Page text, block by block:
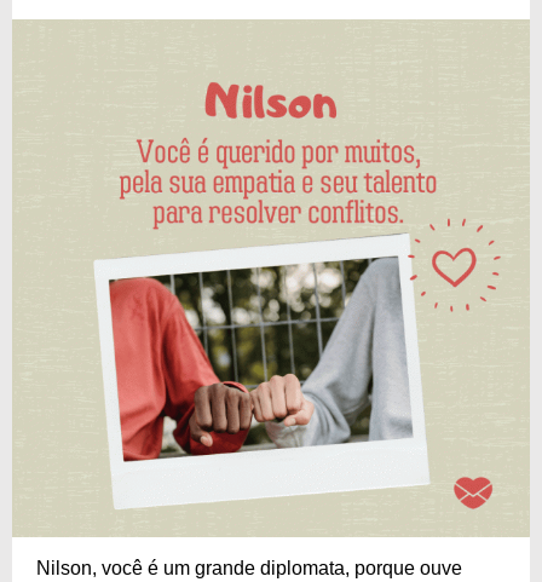
Nilson, você é um grande diplomata, porque ouve